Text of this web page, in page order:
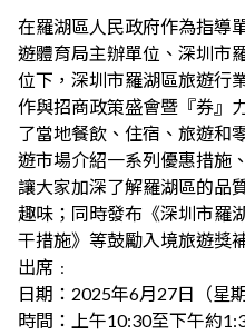
在羅湖區人民政府作為指導
遊體育局主辦單位、深圳市
位下，深圳市羅湖區旅遊行
作與招商政策盛會暨『券』
了當地餐飲、住宿、旅遊和
遊市場介紹一系列優惠措施
讓大家加深了解羅湖區的品
趣味；同時發布《深圳市羅
干措施》等鼓勵入境旅遊獎
出席﹕
日期：2025年6月27日（星期
時間：上午10:30至下午約